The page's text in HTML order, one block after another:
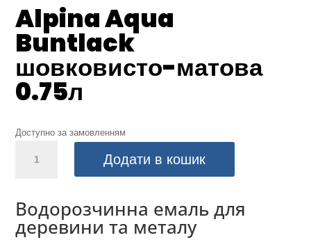
Alpina Aqua
Buntlack
шовковисто-матова
0.75л
Доступно за замовленням
Aqua
матова
0.75л
Додати в кошик
Водорозчинна емаль для
деревини та металу